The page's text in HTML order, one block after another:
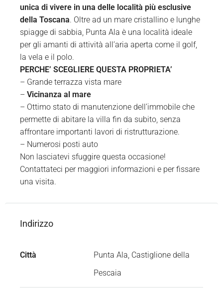
unica di vivere in una delle località più esclusive
della Toscana. Oltre ad un mare cristallino e lunghe
spiagge di sabbia, Punta Ala è una località ideale
per gli amanti di attività all’aria aperta come il golf,
la vela e il polo.
PERCHE’ SCEGLIERE QUESTA PROPRIETA’
– Grande terrazza vista mare
– Vicinanza al mare
– Ottimo stato di manutenzione dell’immobile che
permette di abitare la villa fin da subito, senza
affrontare importanti lavori di ristrutturazione.
– Numerosi posti auto
Non lasciatevi sfuggire questa occasione!
Contattateci per maggiori informazioni e per fissare
una visita.
Indirizzo
Città
Punta Ala, Castiglione della
Pescaia